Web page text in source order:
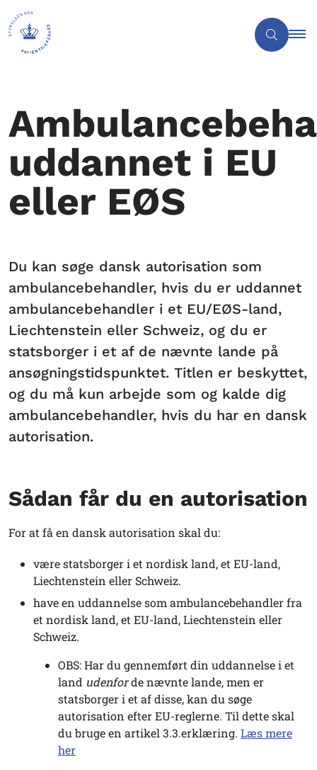
uddannet i EU
eller EØS
Du kan søge dansk autorisation som
ambulancebehandler, hvis du er uddannet
ambulancebehandler i et EU/EØS-land,
Liechtenstein eller Schweiz, og du er
statsborger i et af de nævnte lande på
ansøgningstidspunktet. Titlen er beskyttet,
og du må kun arbejde som og kalde dig
ambulancebehandler, hvis du har en dansk
autorisation.
Sådan får du en autorisation
For at få en dansk autorisation skal du:
være statsborger i et nordisk land, et EU-land,
Liechtenstein eller Schweiz.
have en uddannelse som ambulancebehandler fra
et nordisk land, et EU-land, Liechtenstein eller
Schweiz.
OBS: Har du gennemført din uddannelse i et
land udenforde nævnte lande, men er
statsborger i et af disse, kan du søge
autorisation efter EU-reglerne. Til dette skal
du bruge en artikel 3.3.erklæring. Læs mere
her